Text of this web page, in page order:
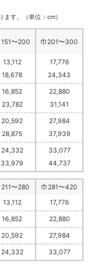
す。（単位：cm）
〜200 巾201〜300
13,112
18,678
17,776
24,343
16,852
23,782
22,880
31,141
20,592
28,875
27,984
37,939
24,332
33,979
33,077
44,737
〜280
巾281〜420
13,112 17,776
16,852 22,880
20,592 27,984
24,332 33,077